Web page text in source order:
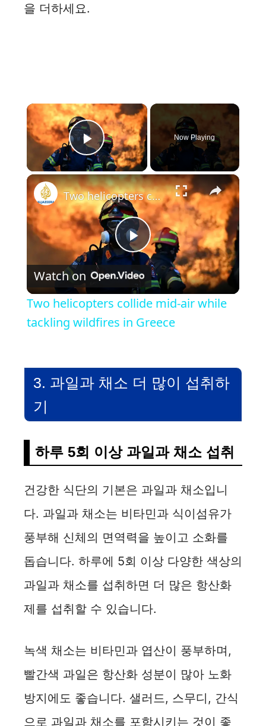
을 더하세요.
×
Play Video
Now Playing
×
P
l
a
V
d
e
o
Two helicopters collide mid-air while tackling wildfires in Greece
Watch on
Two helicopters collide mid-air while
tackling wildfires in Greece
3. 과일과 채소 더 많이 섭취하
기
하루 5회 이상 과일과 채소 섭취
건강한 식단의 기본은 과일과 채소입니
다. 과일과 채소는 비타민과 식이섬유가
풍부해 신체의 면역력을 높이고 소화를
돕습니다. 하루에 5회 이상 다양한 색상의
과일과 채소를 섭취하면 더 많은 항산화
제를 섭취할 수 있습니다.
녹색 채소는 비타민과 엽산이 풍부하며,
빨간색 과일은 항산화 성분이 많아 노화
방지에도 좋습니다. 샐러드, 스무디, 간식
으로 과일과 채소를 포함시키는 것이 좋